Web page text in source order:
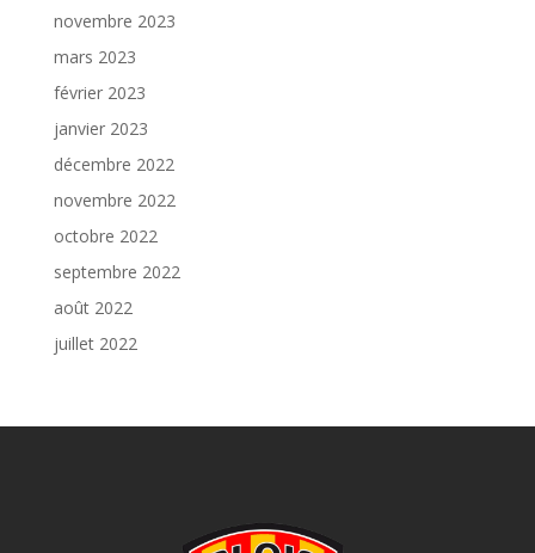
novembre 2023
mars 2023
février 2023
janvier 2023
décembre 2022
novembre 2022
octobre 2022
septembre 2022
août 2022
juillet 2022